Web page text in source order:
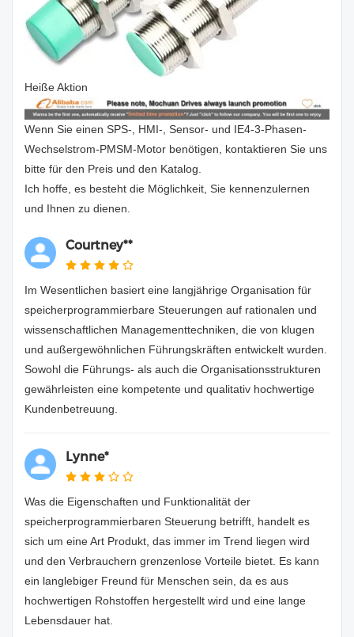
Heiße Aktion
Wenn Sie einen SPS-, HMI-, Sensor- und IE4-3-Phasen-
Wechselstrom-PMSM-Motor benötigen, kontaktieren Sie uns
bitte für den Preis und den Katalog.
Ich hoffe, es besteht die Möglichkeit, Sie kennenzulernen
und Ihnen zu dienen.
Courtney**
Im Wesentlichen basiert eine langjährige Organisation für
speicherprogrammierbare Steuerungen auf rationalen und
wissenschaftlichen Managementtechniken, die von klugen
und außergewöhnlichen Führungskräften entwickelt wurden.
Sowohl die Führungs- als auch die Organisationsstrukturen
gewährleisten eine kompetente und qualitativ hochwertige
Kundenbetreuung.
Lynne*
Was die Eigenschaften und Funktionalität der
speicherprogrammierbaren Steuerung betrifft, handelt es
sich um eine Art Produkt, das immer im Trend liegen wird
und den Verbrauchern grenzenlose Vorteile bietet. Es kann
ein langlebiger Freund für Menschen sein, da es aus
hochwertigen Rohstoffen hergestellt wird und eine lange
Lebensdauer hat.